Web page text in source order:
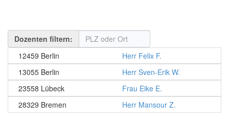
Dozenten filtern:
12459 Berlin
Herr Felix F.
13055 Berlin
Herr Sven-Erik W.
23558 Lübeck
Frau Eike E.
28329 Bremen
Herr Mansour Z.